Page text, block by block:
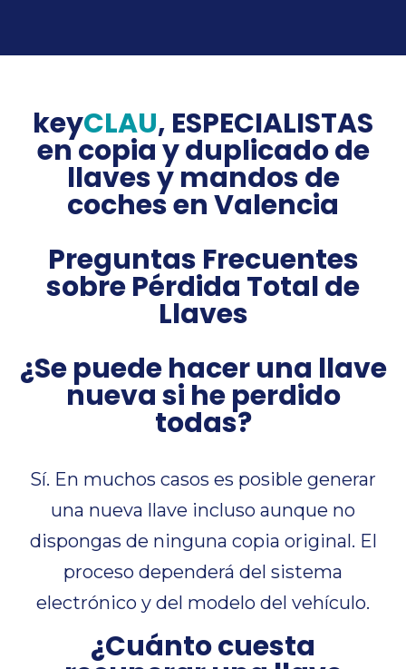
keyCLAU, ESPECIALISTAS
en copia y duplicado de
llaves y mandos de
coches en Valencia
Preguntas Frecuentes
sobre Pérdida Total de
Llaves
¿Se puede hacer una llave
nueva si he perdido
todas?
Sí. En muchos casos es posible generar
una nueva llave incluso aunque no
dispongas de ninguna copia original. El
proceso dependerá del sistema
electrónico y del modelo del vehículo.
¿Cuánto cuesta